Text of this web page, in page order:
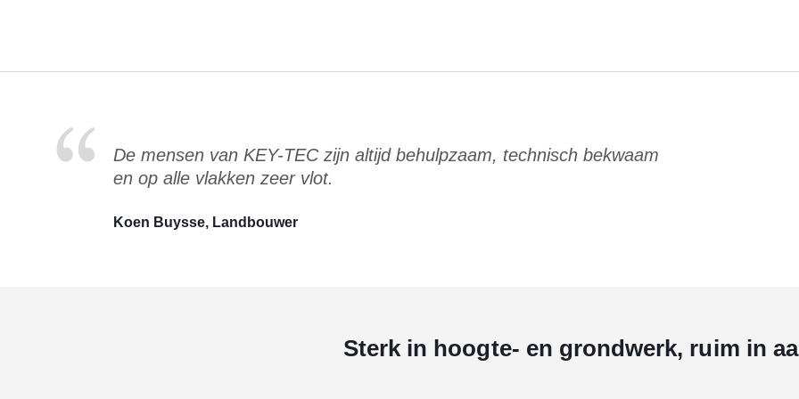
De mensen van KEY-TEC zijn altijd behulpzaam, technisch bekwaam
en op alle vlakken zeer vlot.
Koen Buysse, Landbouwer
Sterk in hoogte- en grondwerk, ruim in